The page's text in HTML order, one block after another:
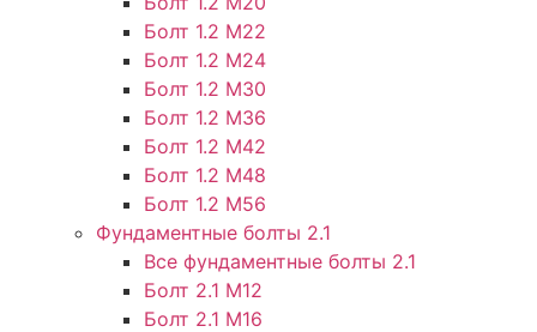
Болт 1.2 М22
Болт 1.2 М24
Болт 1.2 М30
Болт 1.2 М36
Болт 1.2 М42
Болт 1.2 М48
Болт 1.2 М56
Фундаментные болты 2.1
Все фундаментные болты 2.1
Болт 2.1 М12
Болт 2.1 М16